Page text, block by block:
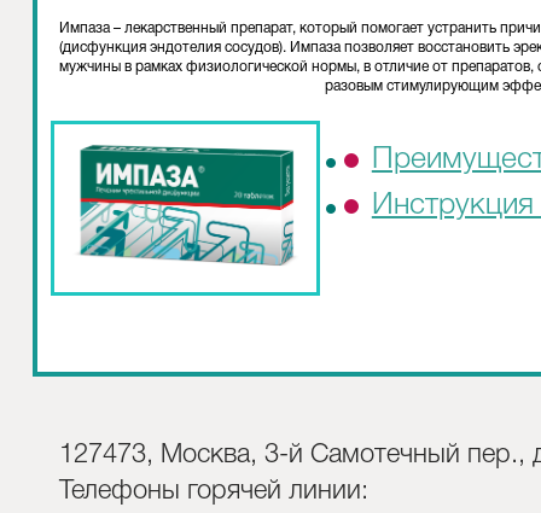
Импаза – лекарственный препарат, который помогает устранить
(дисфункция эндотелия сосудов). Импаза позволяет восстановить
мужчины в рамках физиологической нормы, в отличие от
разовым стимулирующим
127473, Москва, 3-й Самотечный пер.,
Телефоны горячей линии: